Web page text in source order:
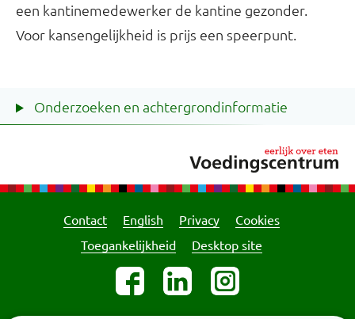
een kantinemedewerker de kantine gezonder.
Voor kansengelijkheid is prijs een speerpunt.
Onderzoeken en achtergrondinformatie
Contact English Privacy
Cookies
Toegankelijkheid
Desktop site